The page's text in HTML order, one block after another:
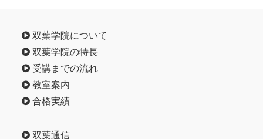
双葉通信
講師募集
資料請求